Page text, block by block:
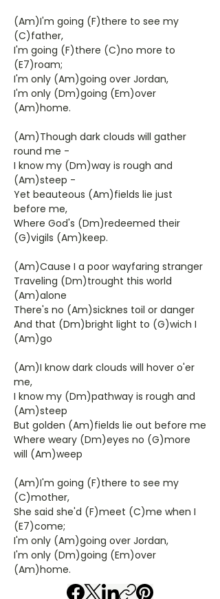
(Am)I'm going (F)there to see my
(C)father,
I'm going (F)there (C)no more to
(E7)roam;
I'm only (Am)going over Jordan,
I'm only (Dm)going (Em)over
(Am)home.
(Am)Though dark clouds will gather
round me -
I know my (Dm)way is rough and
(Am)steep -
Yet beauteous (Am)fields lie just
before me,
Where God's (Dm)redeemed their
(G)vigils (Am)keep.
(Am)Cause I a poor wayfaring stranger
Traveling (Dm)trought this world
(Am)alone
There's no (Am)sicknes toil or danger
And that (Dm)bright light to (G)wich I
(Am)go
(Am)I know dark clouds will hover o'er
me,
I know my (Dm)pathway is rough and
(Am)steep
But golden (Am)fields lie out before me
Where weary (Dm)eyes no (G)more
will (Am)weep
(Am)I'm going (F)there to see my
(C)mother,
She said she'd (F)meet (C)me when I
(E7)come;
I'm only (Am)going over Jordan,
I'm only (Dm)going (Em)over
(Am)home.